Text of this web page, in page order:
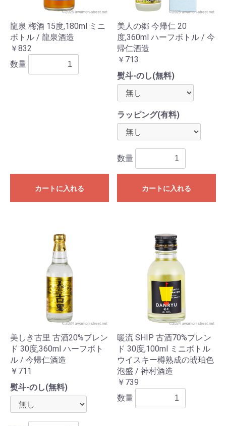
龍泉 梅酒 15度,180ml ミニ
ボトル / 龍泉酒造
￥832
数量
カートに入れる
美人の郷 今帰仁 20
度,360ml ハーフボトル / 今
帰仁酒造
￥713
熨斗-のし(無料)
ラッピング(有料)
数量
カートに入れる
美しき古里 古酒20%ブレン
ド 30度,360ml ハーフボト
ル / 今帰仁酒造
￥711
熨斗-のし(無料)
暖流 SHIP 古酒70%ブレン
ド 30度,100ml ミニボトル
ウイスキー樽熟成の琥珀色
泡盛 / 神村酒造
￥739
数量